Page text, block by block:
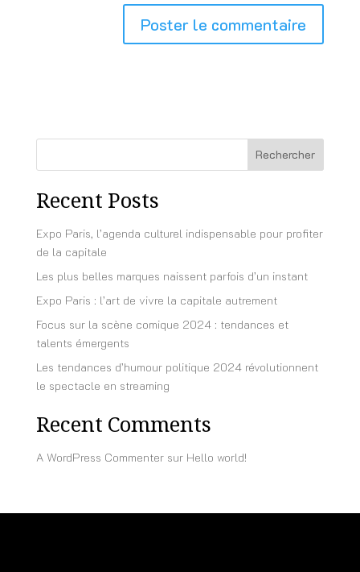
Rechercher
Recent Posts
Expo Paris, l’agenda culturel indispensable pour profiter
de la capitale
Les plus belles marques naissent parfois d’un instant
Expo Paris : l’art de vivre la capitale autrement
Focus sur la scène comique 2024 : tendances et
talents émergents
Les tendances d’humour politique 2024 révolutionnent
le spectacle en streaming
Recent Comments
A WordPress Commentersur Hello world!